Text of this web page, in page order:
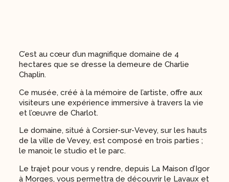
C’est au cœur d’un magnifique domaine de 4
hectares que se dresse la demeure de Charlie
Chaplin.
Ce musée, créé à la mémoire de l’artiste, offre aux
visiteurs une expérience immersive à travers la vie
et l’œuvre de Charlot.
Le domaine, situé à Corsier-sur-Vevey, sur les hauts
de la ville de Vevey, est composé en trois parties ;
le manoir, le studio et le parc.
Le trajet pour vous y rendre, depuis La Maison d’Igor
à Morges, vous permettra de découvrir le Lavaux et